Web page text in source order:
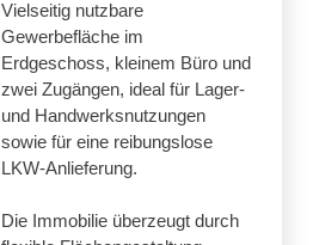
Vielseitig nutzbare
Gewerbefläche im
Erdgeschoss, kleinem Büro und
zwei Zugängen, ideal für Lager-
und Handwerksnutzungen
sowie für eine reibungslose
LKW-Anlieferung.
Die Immobilie überzeugt durch